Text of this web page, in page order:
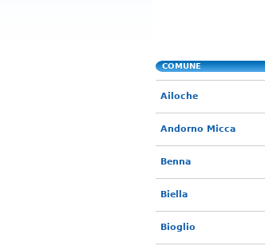
COMUNE
Ailoche
Andorno Micca
Benna
Biella
Bioglio